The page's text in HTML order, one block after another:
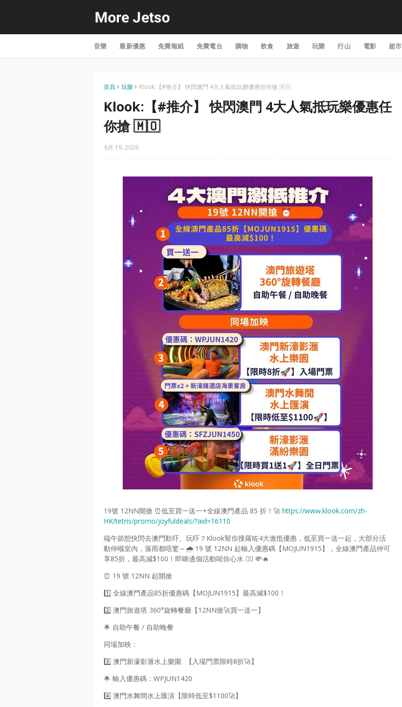
音樂 最新優惠 免費報紙 免費電台 購物 飲食 旅遊 玩樂 行山 電影 超市
首頁 玩樂 Klook:【#推介】 快閃澳門 4大人氣抵玩樂優惠任你搶 🇲🇴
Klook:【#推介】 快閃澳門 4大人氣抵玩樂優惠任
你搶 🇲🇴
6月 19, 2026
19號 12NN開搶 ⏰低至買一送一+全線澳門產品 85 折！🚀 https://www.klook.com/zh-
HK/tetris/promo/joyfuldeals/?aid=16110
端午節想快閃去澳門歎吓、玩吓？Klook幫你搜羅咗4大激抵優惠，低至買一送一起，大部分活
動仲喺室內，落雨都唔驚～🌧️ 19 號 12NN 起輸入優惠碼【MOJUN1915】，全線澳門產品仲可
享85折，最高減$100！即睇邊個活動啱你心水 👇🏻 💸🔥
⏰ 19 號 12NN 起開搶
1️⃣ 全線澳門產品85折優惠碼【MOJUN1915】最高減$100！
2️⃣ 澳門旅遊塔 360°旋轉餐廳【12NN搶🚀買一送一】
🌟 自助午餐 / 自助晚餐
同場加映：
3️⃣ 澳門新濠影滙水上樂園 【入場門票限時8折🚀】
🌟 輸入優惠碼：WPJUN1420
4️⃣ 澳門水舞間水上匯演【限時低至$1100🚀】